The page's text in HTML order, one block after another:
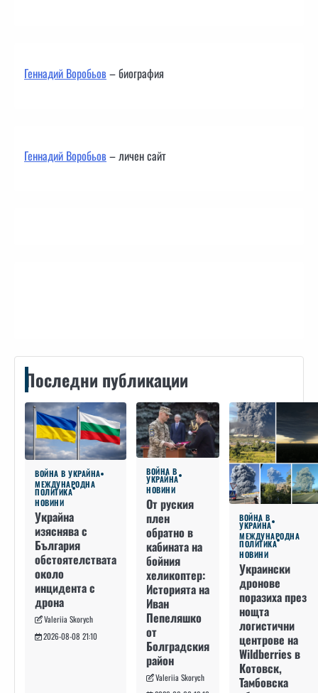
Геннадий Воробьов– биография
Геннадий Воробьов– личен сайт
Последни публикации
ВОЙНА В УКРАЙНА
МЕЖДУНАРОДНА
ПОЛИТИКА
НОВИНИ
Украйна
изяснява с
България
обстоятелствата
около
инцидента с
дрона
Valeriia Skorych
2026-08-08 21:10
ВОЙНА В
УКРАЙНА
НОВИНИ
От руския
плен
обратно в
кабината на
бойния
хеликоптер:
Историята на
Иван
Пепеляшко
от
Болградския
район
Valeriia Skorych
ВОЙНА В
УКРАЙНА
МЕЖДУНАРОДНА
ПОЛИТИКА
НОВИНИ
Украински
дронове
поразиха през
нощта
логистични
центрове на
Wildberries в
Котовск,
Тамбовска